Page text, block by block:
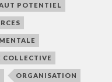
POTENTIEL
COLLECTIVE
ORGANISATION